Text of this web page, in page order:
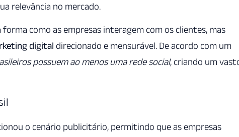
relevância no mercado.
como as empresas interagem com os clientes, mas
digital direcionado e mensurável. De acordo com um
possuem ao menos uma rede social, criando um
o cenário publicitário, permitindo que as empresas